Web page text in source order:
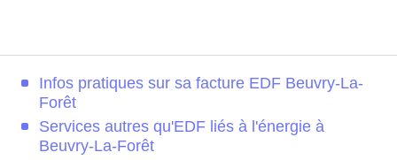
Infos pratiques sur sa facture EDF Beuvry-La-
Forêt
Services autres qu'EDF liés à l'énergie à
Beuvry-La-Forêt